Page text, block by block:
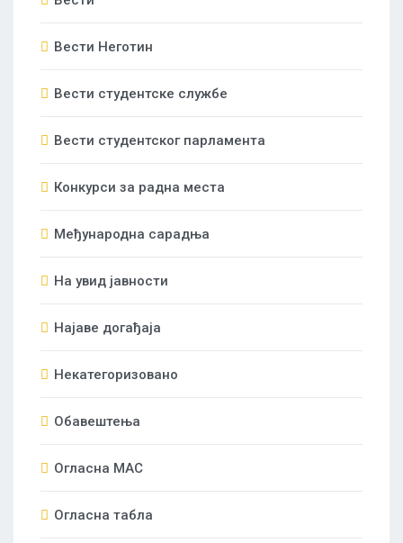
Вести Неготин
Вести студентске службе
Вести студентског парламента
Конкурси за радна места
Међународна сарадња
На увид јавности
Најаве догађаја
Некатегоризовано
Обавештења
Огласна МАС
Огласна табла